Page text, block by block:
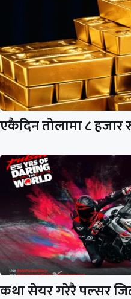
एकैदिन तोलामा ८
कथा सेयर गरेरै पल्सर